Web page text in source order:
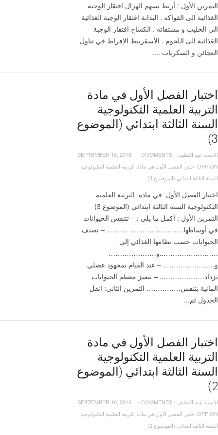
التمرين الأول : أربط بسهم الهزال افتقار الوجبة
الغذائية الى الفواكه . البدانة افتقار الوجبة الغذائية
الى الحليب و مشتقاته . الكساح افتقار الوجبة
الغذائية الى اللحوم . الأسقربيط الإفراط في تناول
العجائن و السكريات ....
اختبار الفصل الأول في مادة
التربية العلمية التكنولوجية
السنة الثالثة ابتدائي (الموضوع
3)
الاستاد عبد اللطيف -
SEPTEMBER 16, 2016 - COMMENTS
OFF ON اختبار الفصل الأول في مادة التربية العلمية التكنولوجية
السنة الثالثة ابتدائي (الموضوع 3)
اختبار الفصل الأول في مادة التربية العلمية
التكنولوجية السنة الثالثة ابتدائي (الموضوع 3)
التمرين الأول : أكمل ما يلي : – تتنفس الحيوانات
في أوساطها……………………………. – تصنف
الحيوانات حسب نظامها الغذائي إلي
……………………..و…………………
و………………….. – عند القيام بمجهود عضلي
تزداد……………….. – تتميز معظم الحيوانات
المائية بتنفس…………… التمرين الثاني: انقل
الجدول ثم...
اختبار الفصل الأول في مادة
التربية العلمية التكنولوجية
السنة الثالثة ابتدائي (الموضوع
2)
الاستاد عبد اللطيف -
SEPTEMBER 16, 2016 - COMMENTS
OFF ON اختبار الفصل الأول في مادة التربية العلمية التكنولوجية
السنة الثالثة ابتدائي (الموضوع 2)